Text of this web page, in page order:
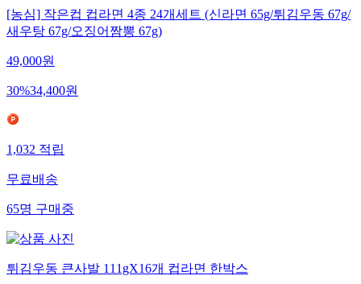
[농심] 작은컵 컵라면 4종 24개세트 (신라면 65g/튀김우동 67g/
새우탕 67g/오징어짬뽕 67g)
49,000원
30%34,400원
1,032적립
무료배송
65명구매중
튀김우동 큰사발 111gX16개 컵라면 한박스